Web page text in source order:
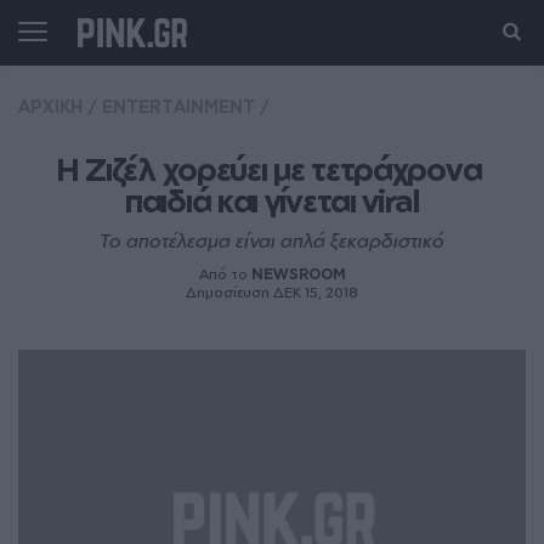
Η Ζιζέλ χορεύει με τετράχρονα
παιδιά και γίνεται viral
Το αποτέλεσμα είναι απλά ξεκαρδιστικό
Από το NEWSROOM
Δημοσίευση ΔΕΚ 15, 2018